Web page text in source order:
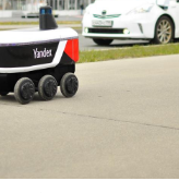
существует.
решить. Вся
В
Но не сейчас.
все меры,
не хотелось бы,